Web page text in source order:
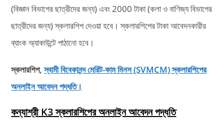
(বিজ্ঞান বিভাগের ছাত্রীদের জন্য) এবং 2000 টাকা (কলা ও বাণিজ্য বিভাগের
ছাত্রীদের জন্য) স্কলারশিপ দেওয়া হবে। স্কলারশিপের টাকা আবেদনকারীর
ব্যাংক অ্যাকাউন্টে পাঠানো হবে।
স্কলারশিপ,স্বামী বিবেকানন্দ মেরিট-কাম মিনস (SVMCM) স্কলারশিপের
অনলাইন আবেদন পদ্ধতি।
কন্যাশ্রী K3 স্কলারশিপের অনলাইন আবেদন পদ্ধতি